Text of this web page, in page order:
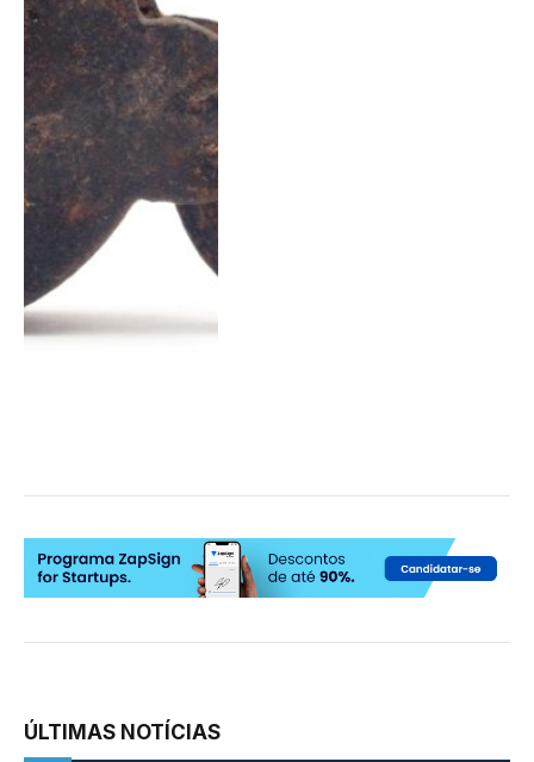
ÚLTIMAS NOTÍCIAS